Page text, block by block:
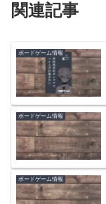
関連記事
ボードゲーム情報
ボードゲーム情報
ボードゲーム情報